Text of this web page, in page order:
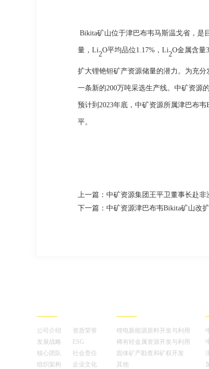
Bikita矿山位于津巴布韦马斯温戈省，是
量，Li
2
O平均品位1.17%，Li
2
O金属含量
扩大锂铯钽矿产资源储量的潜力。为充
一条新的200万吨采选生产线。中矿资源
预计到 2023年底，中矿资源所属津巴布
平。
上一篇：中矿资源集团王平卫董事长赴
下一篇：中矿资源津巴布韦Bikita矿山改
公司介绍
发展战略
核心团队
组织架构
资质荣誉
ESG
社会责任
企业文化
锂电新能源原料开发与利用
稀有轻金属资源开发与利用
固体矿产勘查和矿权开发
其他